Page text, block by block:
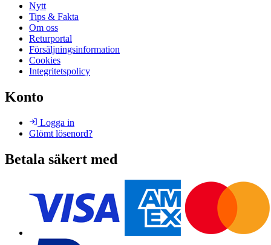
Nytt
Tips & Fakta
Om oss
Returportal
Försäljningsinformation
Cookies
Integritetspolicy
Konto
Logga in
Glömt lösenord?
Betala säkert med